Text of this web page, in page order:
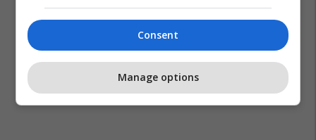
Consent
Manage options